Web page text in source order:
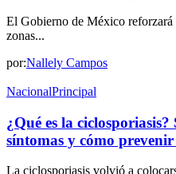
El Gobierno de México reforzará
zonas...
por:Nallely Campos
NacionalPrincipal
¿Qué es la
síntomas y cómo
La ciclosporiasis volvió a